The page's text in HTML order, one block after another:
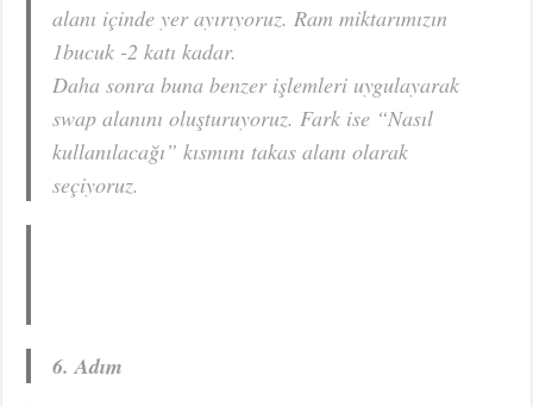
alanı içinde yer ayırıyoruz. Ram miktarımızın
1bucuk -2 katı kadar.
Daha sonra buna benzer işlemleri uygulayarak
swap alanını oluşturuyoruz. Fark ise “Nasıl
kullanılacağı” kısmını takas alanı olarak
seçiyoruz.
6. Adım